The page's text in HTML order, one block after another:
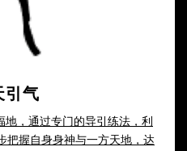
引气
，通过专门的导引练法，利
把握自身身神与一方天地，达